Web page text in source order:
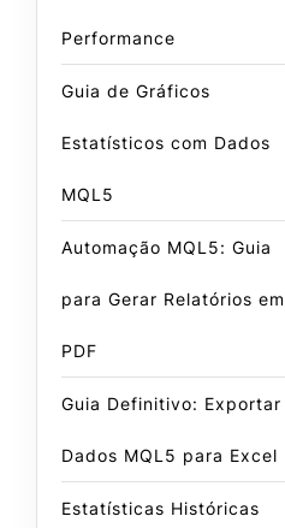
Performance
Guia de Gráficos
Estatísticos com Dados
MQL5
Automação MQL5: Guia
para Gerar Relatórios em
PDF
Guia Definitivo: Exportar
Dados MQL5 para Excel
Estatísticas Históricas